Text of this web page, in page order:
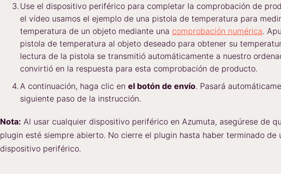
Use el dispositivo periférico para completar la comprobación de
el vídeo usamos el ejemplo de una pistola de temperatura para
temperatura de un objeto mediante una comprobación numérica.
pistola de temperatura al objeto deseado para obtener su
lectura de la pistola se transmitió automáticamente a nuestro
convirtió en la respuesta para esta comprobación de producto.
A continuación, haga clic en el botón de envío. Pasará
siguiente paso de la instrucción.
Nota: Al usar cualquier dispositivo periférico en Azumuta, asegúrese de
plugin esté siempre abierto. No cierre el plugin hasta haber terminado de
dispositivo periférico.